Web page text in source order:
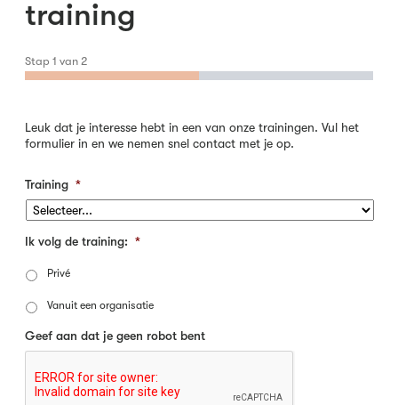
training
Stap 1 van 2
Leuk dat je interesse hebt in een van onze trainingen. Vul het
formulier in en we nemen snel contact met je op.
Training *
Ik volg de training: *
Privé
Vanuit een organisatie
Geef aan dat je geen robot bent